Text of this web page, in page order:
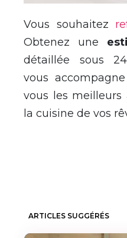
Vous souhaitez
Obtenez une
détaillée sous
vous
vous les meilleurs
la cuisine de vos
ARTICLES SUGGÉRÉS